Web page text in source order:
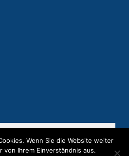
Wenn Sie die Website weiter
von Ihrem Einverständnis aus.